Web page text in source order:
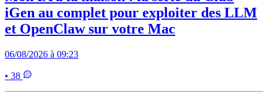
iGen au complet pour exploiter des LLM
et OpenClaw sur votre Mac
06/08/2026 à 09:23
• 38